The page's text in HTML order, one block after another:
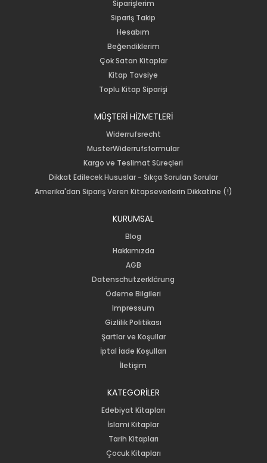
Siparişlerim
Sipariş Takip
Hesabım
Beğendiklerim
Çok Satan Kitaplar
Kitap Tavsiye
Toplu Kitap Siparişi
MÜŞTERİ HİZMETLERİ
Widerrufsrecht
MusterWiderrufsformular
Kargo ve Teslimat Süreçleri
Dikkat Edilecek Hususlar - Sıkça Sorulan Sorular
Amerika'dan Sipariş Veren Kitapseverlerin Dikkatine (!)
KURUMSAL
Blog
Hakkımızda
AGB
Datenschutzerklärung
Ödeme Bilgileri
Impressum
Gizlilik Politikası
Şartlar ve Koşullar
İptal İade Koşulları
İletişim
KATEGORİLER
Edebiyat Kitapları
İslami Kitaplar
Tarih Kitapları
Çocuk Kitapları